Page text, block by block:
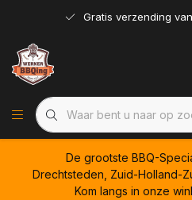
Gratis verzending
De grootste BBQ-
Drechtsteden, Zuid-Holland-
Kom langs in onze